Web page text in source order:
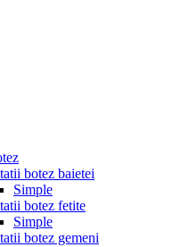
botez baietei
Simple
botez fetite
Simple
botez gemeni